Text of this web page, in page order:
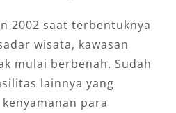
2002 saat terbentuknya
wisata, kawasan
mulai berbenah. Sudah
lainnya yang
para